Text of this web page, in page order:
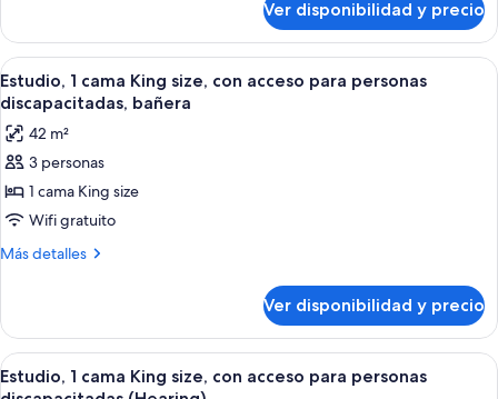
size,
refrigerador
(Wet
Bar)
2
camas
Queen
size,
refrigerador
(Wet
Bar)
Ver disponibilidad y precio
Ver
todas
las
fotos
de
Estudio,
1
cama
con
acceso
para
Una habitación de hotel moderna
5
Estudio, 1 cama King size, con acceso para personas
discapacitadas, bañera
42 m²
3 personas
1 cama King size
Wifi gratuito
Más detalles
Más
1
cama
King
size,
Ver disponibilidad y precio
Ver
todas
Una habitación de hotel moderna
5
Estudio, 1 cama King size, con acceso para personas